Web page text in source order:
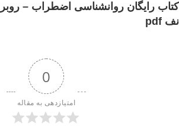
کتاب رایگان روانشناسی اضطراب –
نف pdf
0
امتیازدهی به مقاله